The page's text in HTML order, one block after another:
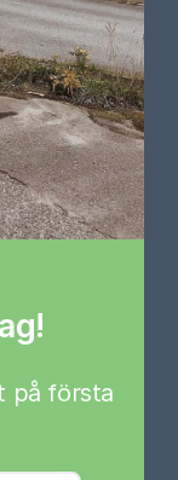
på första